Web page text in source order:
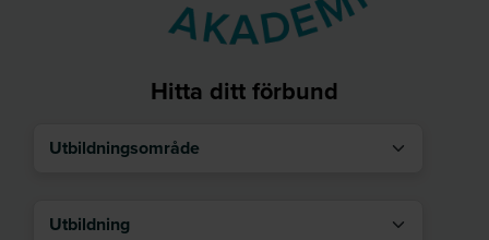
Hitta ditt förbund
Utbildningsområde